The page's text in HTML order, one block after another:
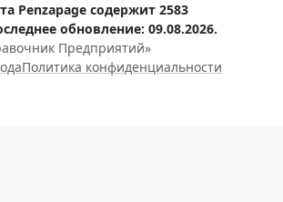
Penzapage содержит 2583
обновление: 09.08.2026.
Предприятий»
Политика конфиденциальности